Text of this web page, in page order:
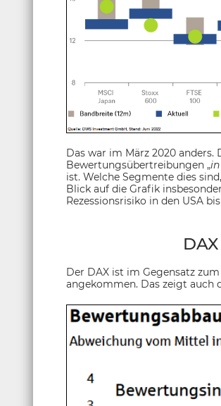
Das war im März 2020
Bewertungsübertreibungen „
ist. Welche Segmente dies
Blick auf die Grafik
Rezessionsrisiko in den USA
Der DAX ist im Gegensatz
angekommen. Das zeigt auch